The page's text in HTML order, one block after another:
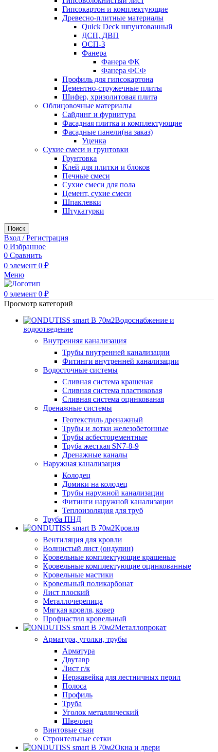
Гипсокартон и комплектующие
Древесно-плитные материалы
Quick Deck шпунтованный
ДСП, ДВП
ОСП-3
Фанера
Фанера ФК
Фанера ФСФ
Профиль для гипсокартона
Цементно-стружечные плиты
Шифер, хризолитовая плита
Облицовочные материалы
Сайдинг и фурнитура
Фасадная плитка и комплектующие
Фасадные панели(на заказ)
Уценка
Сухие смеси и грунтовки
Грунтовка
Клей для плитки и блоков
Печные смеси
Сухие смеси для пола
Цемент, сухие смеси
Шпаклевки
Штукатурки
Поиск
Вход / Регистрация
0 Избранное
0 Сравнить
0 элемент 0 ₽
Меню
0 элемент 0 ₽
Просмотр категорий
Водоснабжение и
водоотведение
Внутренняя канализация
Трубы внутренней канализации
Фитинги внутренней канализации
Водосточные системы
Сливная система крашеная
Сливная система пластиковая
Сливная система оцинкованая
Дренажные системы
Геотекстиль дренажный
Трубы и лотки железобетонные
Трубы асбестоцементные
Труба жесткая SN7-8-9
Дренажные каналы
Наружная канализация
Колодец
Домики на колодец
Трубы наружной канализации
Фитинги наружной канализации
Теплоизоляция для труб
Труба ПНД
Кровля
Вентиляция для кровли
Волнистый лист (ондулин)
Кровельные комплектующие крашеные
Кровельные комплектующие оцинкованные
Кровельные мастики
Кровельный поликарбонат
Лист плоский
Металлочерепица
Мягкая кровля, ковер
Профнастил кровельный
Металлопрокат
Арматура, уголки, трубы
Арматура
Двутавр
Лист г/к
Нержавейка для лестничных перил
Полоса
Профиль
Труба
Уголок металлический
Швеллер
Винтовые сваи
Строительные сетки
Окна и двери